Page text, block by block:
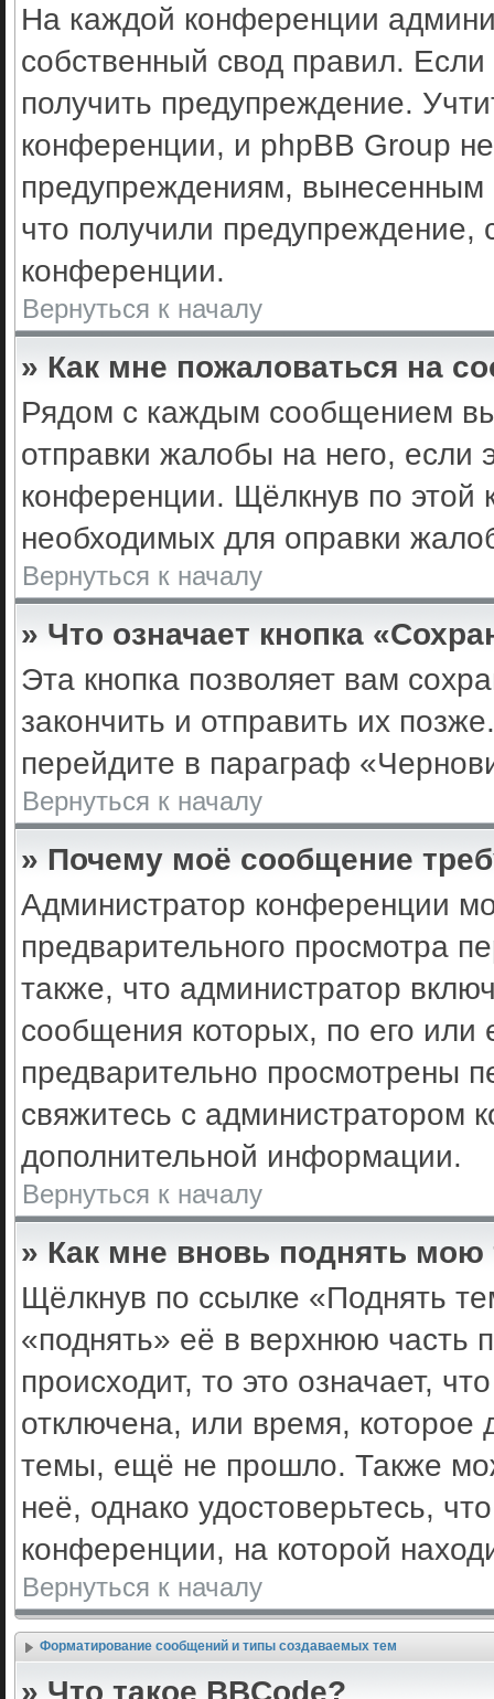
На каждой конференции
собственный свод правил.
получить предупреждение.
конференции, и phpBB Group
предупреждениям, вынесенным
что получили предупреждение,
конференции.
Вернуться к началу
» Как мне пожаловаться на
Рядом с каждым сообщением вы
отправки жалобы на него,
конференции. Щёлкнув по этой
необходимых для оправки
Вернуться к началу
» Что означает кнопка
Эта кнопка позволяет вам
закончить и отправить их
перейдите в параграф
Вернуться к началу
» Почему моё сообщение
Администратор конференции
предварительного просмотра
также, что администратор
сообщения которых, по его
предварительно просмотрены
свяжитесь с администратором
дополнительной информации.
Вернуться к началу
» Как мне вновь поднять мою
Щёлкнув по ссылке «Поднять
«поднять» её в верхнюю часть
происходит, то это означает,
отключена, или время, которое
темы, ещё не прошло. Также
неё, однако удостоверьтесь,
конференции, на которой
Вернуться к началу
Форматирование сообщений и типы создаваемых тем
» Что такое BBCode?